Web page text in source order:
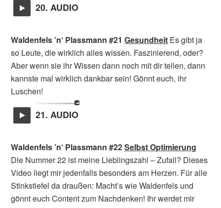
20. AUDIO
Waldenfels ’n‘ Plassmann #21Gesundheit Es gibt ja
so Leute, die wirklich alles wissen. Faszinierend, oder?
Aber wenn sie ihr Wissen dann noch mit dir teilen, dann
kannste mal wirklich dankbar sein! Gönnt euch, ihr
Luschen!
21. AUDIO
Waldenfels ’n‘ Plassmann #22Selbst Optimierung
Die Nummer 22 ist meine Lieblingszahl – Zufall? Dieses
Video liegt mir jedenfalls besonders am Herzen. Für alle
Stinkstiefel da draußen: Macht’s wie Waldenfels und
gönnt euch Content zum Nachdenken! Ihr werdet mir